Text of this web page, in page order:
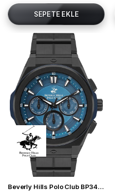
SEPETE EKLE
Beverly Hills Polo Club BP3406X.690 Erkek Kol Saati